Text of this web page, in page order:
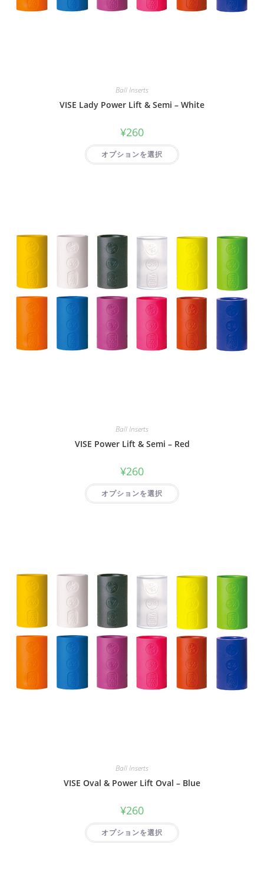
Ball Inserts
VISE Lady Power Lift & Semi – White
¥260
オプションを選択
Ball Inserts
VISE Power Lift & Semi – Red
¥260
オプションを選択
Ball Inserts
VISE Oval & Power Lift Oval – Blue
¥260
オプションを選択